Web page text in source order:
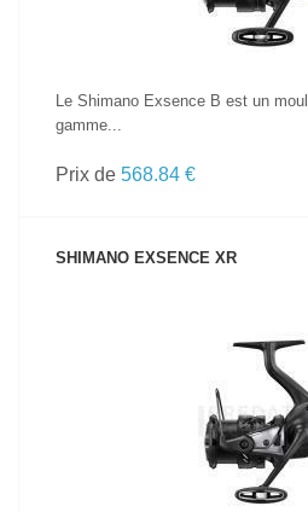
Le Shimano Exsence B est un
gamme...
Prix de 568.84 €
SHIMANO EXSENCE XR
VOIR LE